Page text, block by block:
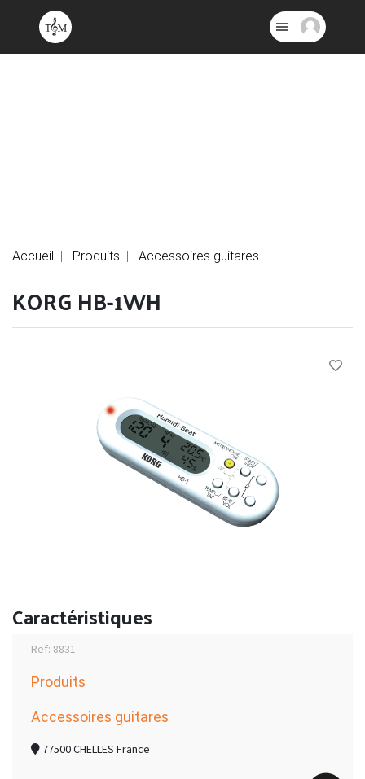
Accueil Produits Accessoires guitares
KORG HB-1WH
Caractéristiques
Ref: 8831
Produits
Accessoires guitares
77500 CHELLES France